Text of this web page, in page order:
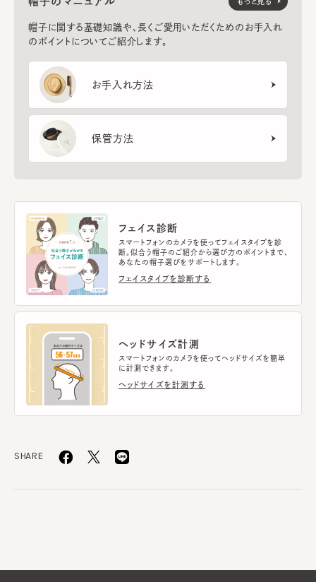
帽子に関する基礎知識や、長くご愛用いただくためのお手入れ
のポイントについてご紹介します。
お手入れ方法
保管方法
フェイス診断
スマートフォンのカメラを使ってフェイスタイプを診
断。似合う帽子のご紹介から選び方のポイントまで、
あなたの帽子選びをサポートします。
フェイスタイプを診断する
ヘッドサイズ計測
スマートフォンのカメラを使ってヘッドサイズを簡単
に計測できます。
ヘッドサイズを計測する
SHARE